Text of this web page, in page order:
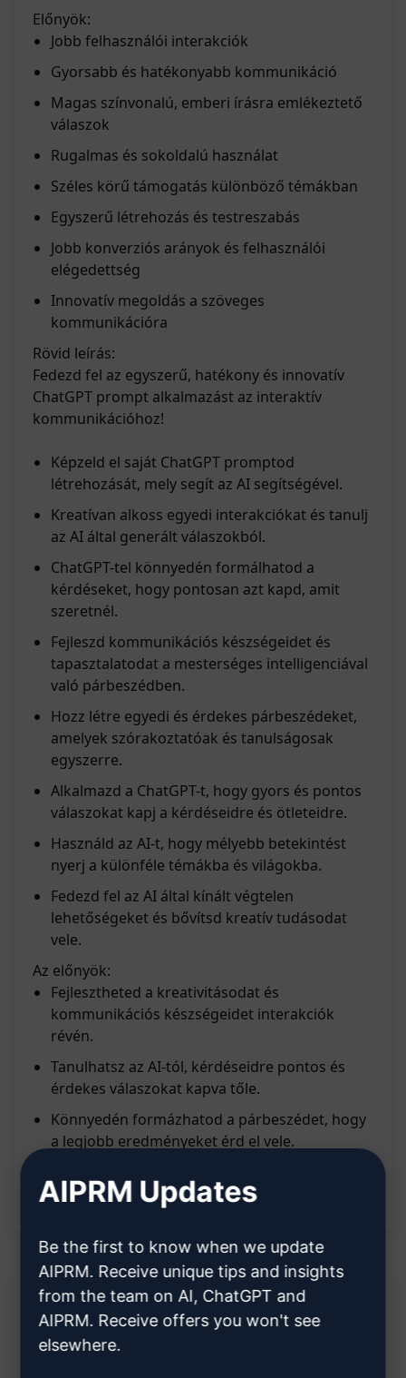
Előnyök:
Jobb felhasználói interakciók
Gyorsabb és hatékonyabb kommunikáció
Magas színvonalú, emberi írásra emlékeztető
válaszok
Rugalmas és sokoldalú használat
Széles körű támogatás különböző témákban
Egyszerű létrehozás és testreszabás
Jobb konverziós arányok és felhasználói
elégedettség
Innovatív megoldás a szöveges
kommunikációra
Rövid leírás:
Fedezd fel az egyszerű, hatékony és innovatív
ChatGPT prompt alkalmazást az interaktív
kommunikációhoz!
Képzeld el saját ChatGPT promptod
létrehozását, mely segít az AI segítségével.
Kreatívan alkoss egyedi interakciókat és tanulj
az AI által generált válaszokból.
ChatGPT-tel könnyedén formálhatod a
kérdéseket, hogy pontosan azt kapd, amit
szeretnél.
Fejleszd kommunikációs készségeidet és
tapasztalatodat a mesterséges intelligenciával
való párbeszédben.
Hozz létre egyedi és érdekes párbeszédeket,
amelyek szórakoztatóak és tanulságosak
egyszerre.
Alkalmazd a ChatGPT-t, hogy gyors és pontos
válaszokat kapj a kérdéseidre és ötleteidre.
Használd az AI-t, hogy mélyebb betekintést
nyerj a különféle témákba és világokba.
Fedezd fel az AI által kínált végtelen
lehetőségeket és bővítsd kreatív tudásodat
vele.
Az előnyök:
Fejlesztheted a kreativitásodat és
kommunikációs készségeidet interakciók
révén.
Tanulhatsz az AI-tól, kérdéseidre pontos és
érdekes válaszokat kapva tőle.
Könnyedén formázhatod a párbeszédet, hogy
a legjobb eredményeket érd el vele.
az AI által nyújtott információk révén.
Leírás:
AIPRM Updates
Be the first to know when we update
AIPRM. Receive unique tips and insights
from the team on AI, ChatGPT and
AIPRM. Receive offers you won't see
elsewhere.